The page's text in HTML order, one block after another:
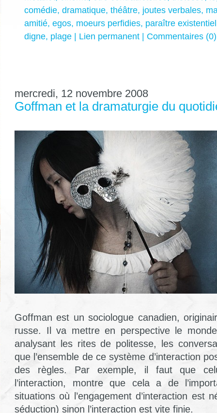
comédie, dramatique, théâtre, joutes verbales,
amitié, egos, moeurs perfidies, paraître existentiel
digne, plage | Lien permanent | Commentaires (0)
mercredi, 12 novembre 2008
Goffman et la dramaturgie du
Goffman est un sociologue canadien,
russe. Il va mettre en perspective le
analysant les rites de politesse, les
que l’ensemble de ce système d’interaction
des règles. Par exemple, il faut que
l’interaction, montre que cela a de
situations où l’engagement d’interaction est
séduction) sinon l’interaction est vite finie.